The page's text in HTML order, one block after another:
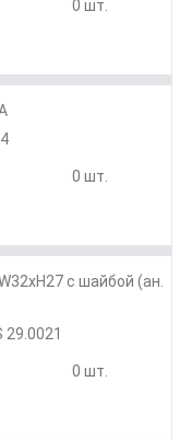
0 шт.
0 шт.
с шайбой (ан.
0 шт.